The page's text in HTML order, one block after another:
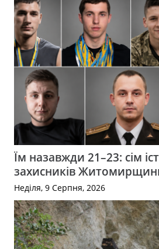
Їм назавжди 21–23: сім
захисників
Неділя, 9 Серпня, 2026